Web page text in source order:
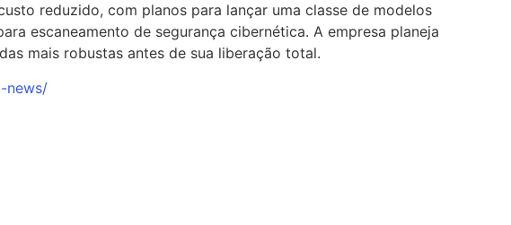
reduzido, com planos para lançar uma classe de modelos
escaneamento de segurança cibernética. A empresa planeja
mais robustas antes de sua liberação total.
news/